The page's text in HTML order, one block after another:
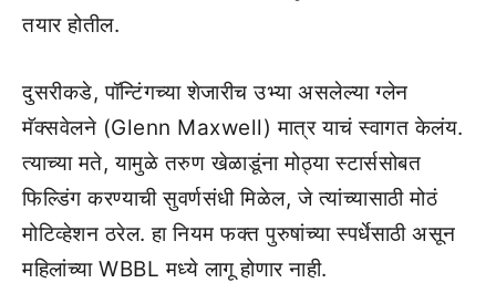
तयार होतील.
दुसरीकडे, पॉन्टिंगच्या शेजारीच उभ्या असलेल्या ग्लेन
मॅक्सवेलने (Glenn Maxwell) मात्र याचं स्वागत केलंय.
त्याच्या मते, यामुळे तरुण खेळाडूंना मोठ्या स्टार्ससोबत
फिल्डिंग करण्याची सुवर्णसंधी मिळेल, जे त्यांच्यासाठी मोठं
मोटिव्हेशन ठरेल. हा नियम फक्त पुरुषांच्या स्पर्धेसाठी असून
महिलांच्या WBBL मध्ये लागू होणार नाही.